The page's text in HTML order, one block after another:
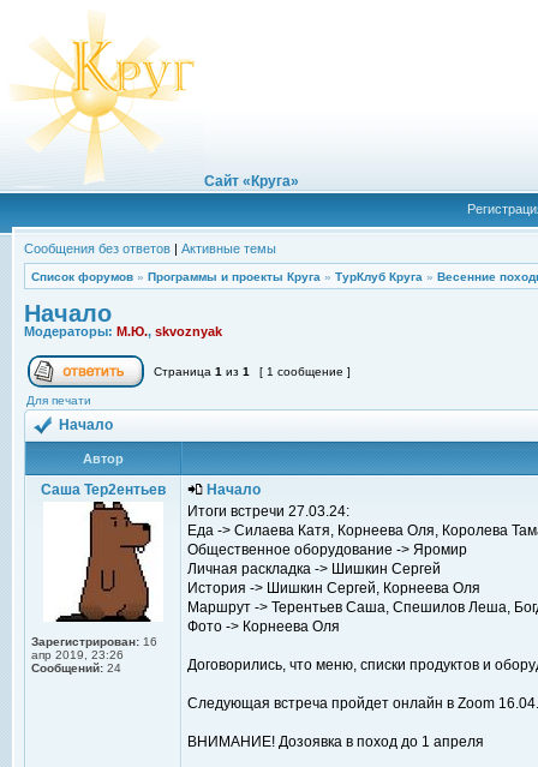
Сайт «Круга»
Сообщения без ответов | Активные темы
Список форумов » Программы и проекты Круга » ТурКлуб Круга » Весенние
Начало
Модераторы: М.Ю., skvoznyak
Страница 1 из 1 [ 1 сообщение ]
Для печати
Начало
Автор
Саша Тер2ентьев
Зарегистрирован: 16
апр 2019, 23:26
Сообщений: 24
Начало
Итоги встречи 27.03.24:
Еда -> Силаева Катя, Корнеева Оля, Королева
Общественное оборудование -> Яромир
Личная раскладка -> Шишкин Сергей
История -> Шишкин Сергей, Корнеева Оля
Маршрут -> Терентьев Саша, Спешилов Леша,
Фото -> Корнеева Оля
Договорились, что меню, списки продуктов и
Следующая встреча пройдет онлайн в Zoom
ВНИМАНИЕ! Дозоявка в поход до 1 апреля